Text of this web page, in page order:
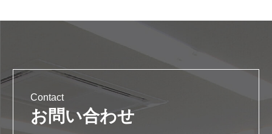
Contact
お問い合わせ